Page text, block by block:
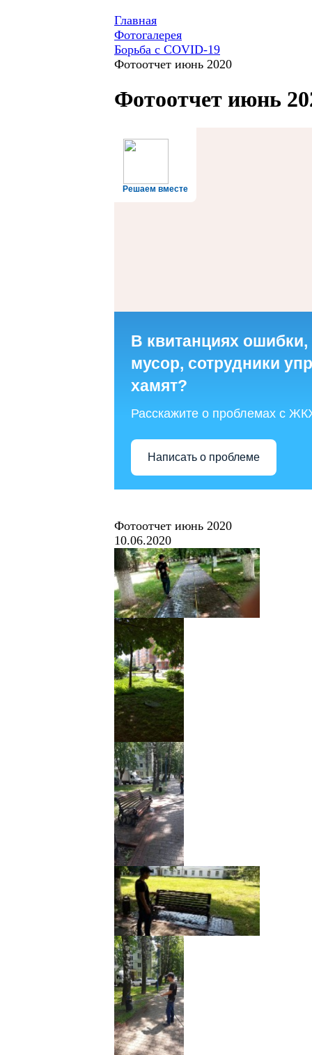
Главная
Фотогалерея
Борьба с COVID-19
Фотоотчет июнь 2020
Фотоотчет июнь
Решаем вместе
В квитанциях
мусор, сотрудники
хамят?
Расскажите о проблемах с
Написать о проблеме
Фотоотчет июнь 2020
10.06.2020